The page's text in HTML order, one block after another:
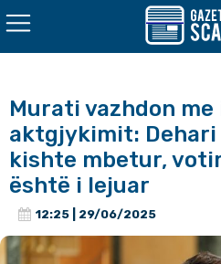
Murati vazhdon
aktgjykimit: Dehari
kishte mbetur,
është i lejuar
12:25 | 29/06/2025